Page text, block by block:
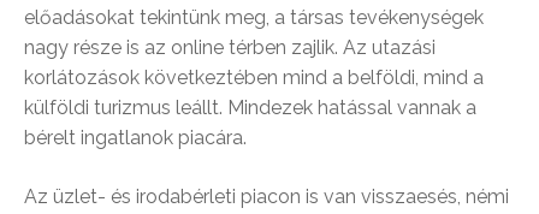
előadásokat tekintünk meg, a társas tevékenységek
nagy része is az online térben zajlik. Az utazási
korlátozások következtében mind a belföldi, mind a
külföldi turizmus leállt. Mindezek hatással vannak a
bérelt ingatlanok piacára.
Az üzlet- és irodabérleti piacon is van visszaesés, némi